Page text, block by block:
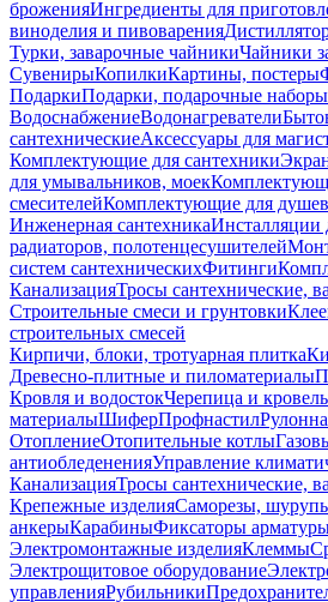
броженияИнгредиенты для
виноделия и пивоварения
Турки, заварочные чайникиЧайники
СувенирыКопилкиКартины, постеры
ПодаркиПодарки, подарочные наборы
ВодоснабжениеВодонагреватели
сантехническиеАксессуары для
Комплектующие для сантехники
для умывальников, моек
смесителейКомплектующие для
Инженерная сантехникаИнсталляции
радиаторов, полотенцесушителей
систем сантехническихФитинги
КанализацияТросы сантехнические,
Строительные смеси и грунтовки
строительных смесей
Кирпичи, блоки, тротуарная плитка
Древесно-плитные и пиломатериалы
Кровля и водостокЧерепица и
материалыШиферПрофнастил
ОтоплениеОтопительные котлы
антиобледененияУправление
КанализацияТросы сантехнические,
Крепежные изделияСаморезы,
анкерыКарабиныФиксаторы
Электромонтажные изделияКлеммы
Электрощитовое оборудование
управленияРубильники